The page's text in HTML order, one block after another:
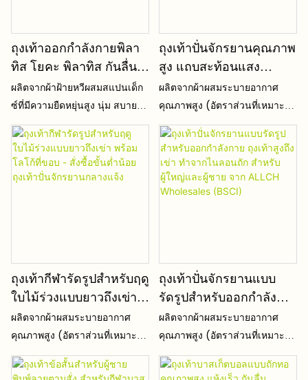
ถุงเท้าออกกำลังกายพิลา
ทิส โยคะ พิลาทิส กันลื่น
คุณภาพสูง สั่งทำพิเศษ
สำหรับผู้หญิง
ผลิตจากผ้าฝ้ายหวีผสมสแปนเด็ก
ซ์ที่มีความยืดหยุ่นสูง นุ่ม สบายผิว
และไม่ระคายเคือง มีเนื้อผ้าถัก
ละเอียดระบายอากาศได้ดี
ยืดหยุ่นสูง ทนต่อการเสียทรง การ
เป็นขุย และการเสียรูปทรงหลัง
ถุงเท้าปั่นจักรยานคุณภาพ
สูง แถบสะท้อนแสง
ระบายอากาศได้ดี ทำจาก
ไนลอนสแปนเด็กซ์ ถุงเท้า
กีฬาสำหรับผู้ชาย ซับเหงื่อ
ได้ดี
ผลิตจากผ้าผสมระบายอากาศ
คุณภาพสูง (อัตราส่วนที่เหมาะสม
ของเส้นใยฝ้าย + สแปนเด็กซ์ +
โพลีเอสเตอร์) ซึ่งมีน้ำหนักเบา
บาง และนุ่ม ไม่ระคายเคืองผิว
และไม่ทำให้เกิดการเสียดสีที่
รุนแรง
ถุงเท้ากีฬารัดรูปสำหรับฤดู
ใบไม้ร่วงแบบยาวถึงเข่า
พร้อมโลโก้ที่ขอบ - สั่งซื้อ
ขั้นต่ำน้อย ถุงเท้าปั่น
จักรยานกลางแจ้ง
ผลิตจากผ้าผสมระบายอากาศ
คุณภาพสูง (อัตราส่วนที่เหมาะสม
ของเส้นใยฝ้าย + สแปนเด็กซ์ +
โพลีเอสเตอร์) ซึ่งมีน้ำหนักเบา
ถุงเท้าปั่นจักรยานแบบ
รัดรูปสำหรับออกกำลัง
กาย ถุงเท้าสูงถึงเข่า ทำ
จากไนลอนถัก สำหรับ
ผู้ใหญ่และผู้ชาย จาก
ALLCH Wholesales
ผลิตจากผ้าผสมระบายอากาศ
คุณภาพสูง (อัตราส่วนที่เหมาะสม
ของเส้นใยฝ้าย + สแปนเด็กซ์ +
โพลีเอสเตอร์) ซึ่งมีน้ำหนักเบา